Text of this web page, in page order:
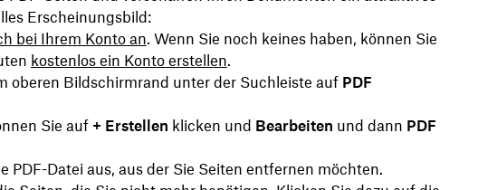
Erscheinungsbild:
bei Ihrem Konto an. Wenn Sie noch keines haben, können Sie
kostenlos ein Konto erstellen.
oberen Bildschirmrand unter der Suchleiste auf PDF
Sie auf + Erstellen klicken und Bearbeiten und dann PDF
PDF-Datei aus, aus der Sie Seiten entfernen möchten.